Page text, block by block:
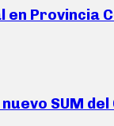
en Provincia
SUM